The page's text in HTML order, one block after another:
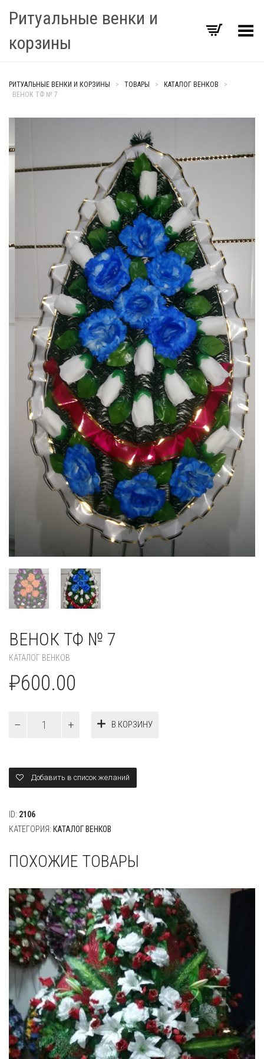
Ритуальные венки и
корзины
Переключить Меню
РИТУАЛЬНЫЕ ВЕНКИ И КОРЗИНЫ > ТОВАРЫ > КАТАЛОГ ВЕНКОВ
>
ВЕНОК ТФ № 7
ВЕНОК ТФ № 7
КАТАЛОГ ВЕНКОВ
₽600.00
В КОРЗИНУ
Добавить в список желаний
ID: 2106
КАТЕГОРИЯ: КАТАЛОГ ВЕНКОВ
ПОХОЖИЕ ТОВАРЫ